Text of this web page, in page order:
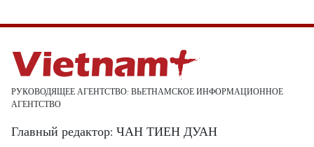
РУКОВОДЯЩЕЕ АГЕНТСТВО: ВЬЕТНАМСКОЕ ИНФОРМАЦИОННОЕ
АГЕНТСТВО
Главный редактор: ЧАН ТИЕН ДУАН